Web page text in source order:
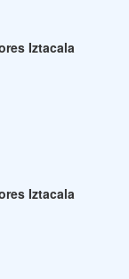
Iztacala
Iztacala